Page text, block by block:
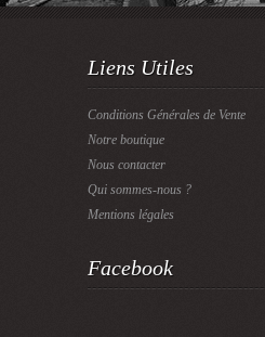
Liens Utiles
Conditions Générales de Vente
Notre boutique
Nous contacter
Qui sommes-nous ?
Mentions légales
Facebook